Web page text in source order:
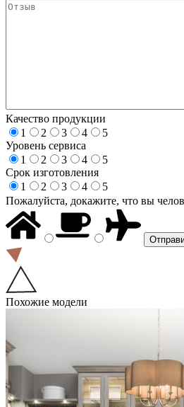
Качество продукции
1
2 3 4
5
Уровень сервиса
1
2 3 4
5
Срок изготовления
1
2 3 4
5
Пожалуйста, докажите, что вы
Похожие модели